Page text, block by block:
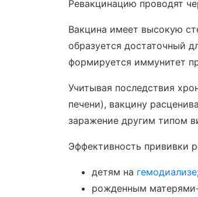
Ревакцинацию проводят
Вакцина имеет высокую
образуется достаточный
формируется иммунитет
Учитывая последствия
печени), вакцину
заражение другим типом
Эффективность прививки
детям на гемодиализе
рожденным